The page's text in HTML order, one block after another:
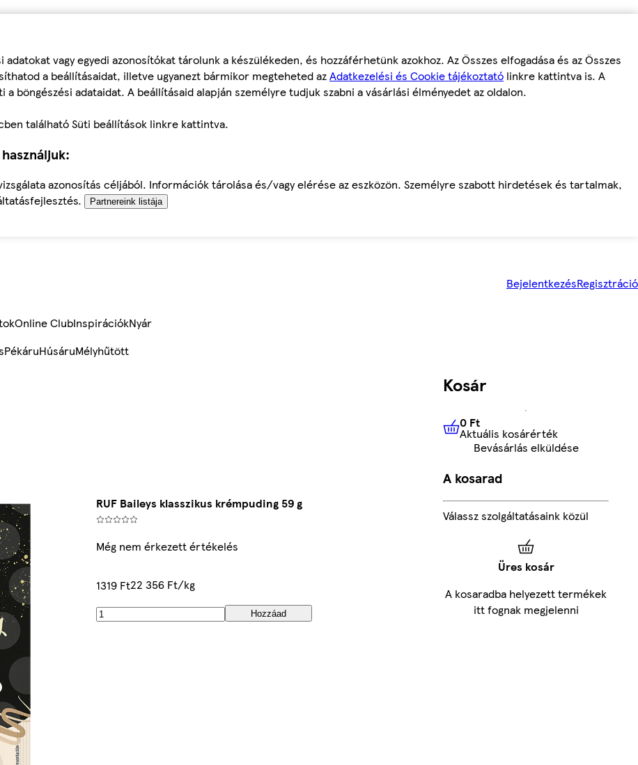
vagy egyedi azonosítókat tárolunk a készülékeden, és hozzáférhetünk azokhoz. Az Összes elfogadása és az Összes
a beállításaidat, illetve ugyanezt bármikor megteheted azAdatkezelési és Cookie tájékoztató linkre kattintva is. A
böngészési adataidat. A beállításaid alapján személyre tudjuk szabni a vásárlási élményedet az oldalon.
található Süti beállítások linkre kattintva.
azonosítás céljából. Információk tárolása és/vagy elérése az eszközön. Személyre szabott hirdetések és tartalmak,
Partnereink listája
BejelentkezésRegisztráció
Online ClubInspirációkNyár
PékáruHúsáruMélyhűtött
RUF Baileys klasszikus krémpuding 59 g
Még nem érkezett értékelés
1319 Ft22 356 Ft/kg
Hozzáad
Kosár
0 FtAktuális kosárérték
0 Ft
Aktuális kosárérték
Bevásárlás elküldése
A kosarad
Válassz szolgáltatásaink közül
Üres kosár
A kosaradba helyezett termékek
itt fognak megjelenni